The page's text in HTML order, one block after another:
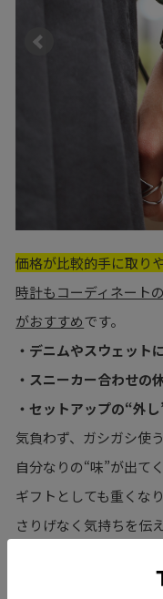
価格が比較的手に取り
時計もコーディネート
がおすすめです。
・デニムやスウェット
・スニーカー合わせの
・セットアップの“外
気負わず、ガシガシ使
自分なりの“味”が出て
ギフトとしても重くなり
さりげなく気持ちを伝